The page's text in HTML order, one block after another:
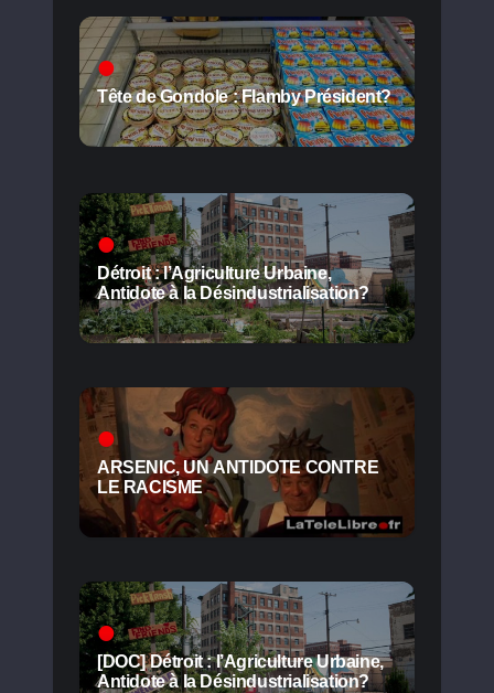
Tête de Gondole : Flamby Président?
Détroit : l’Agriculture Urbaine,
Antidote à la Désindustrialisation?
ARSENIC, UN ANTIDOTE CONTRE
LE RACISME
[DOC] Détroit : l’Agriculture Urbaine,
Antidote à la Désindustrialisation?